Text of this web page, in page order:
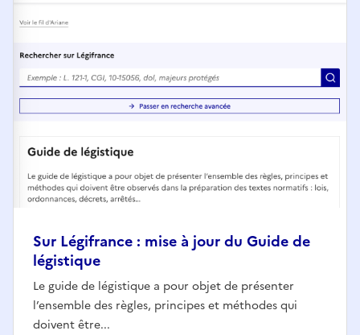
Sur Légifrance : mise à jour du Guide de
légistique
Le guide de légistique a pour objet de présenter
l’ensemble des règles, principes et méthodes qui
doivent être...